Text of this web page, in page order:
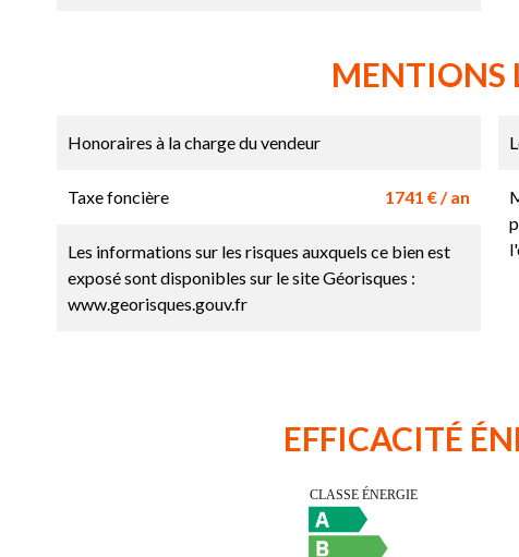
MENTIONS
Honoraires à la charge du vendeur
Taxe foncière 1741 € / an
Les informations sur les risques auxquels ce bien est
exposé sont disponibles sur le site Géorisques :
www.georisques.gouv.fr
EFFICACITÉ